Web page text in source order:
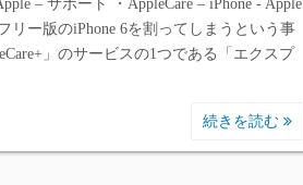
– サポート ・AppleCare – iPhone - Apple
リー版のiPhone 6を割ってしまうという事
」のサービスの1つである「エクスプ
続きを読む